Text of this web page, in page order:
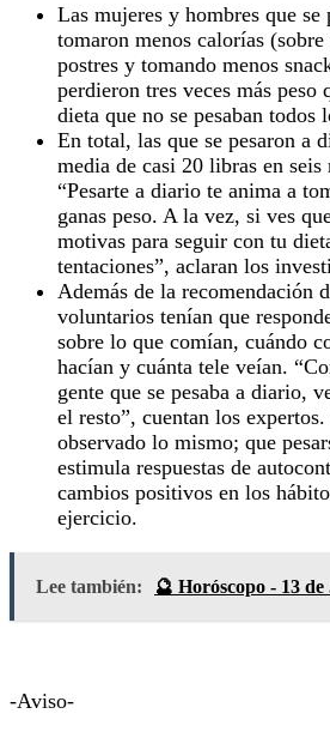
Las mujeres y hombres que se
tomaron menos calorías
postres y tomando menos
perdieron tres veces más peso
dieta que no se pesaban todos
En total, las que se pesaron a
media de casi 20 libras en seis
“Pesarte a diario te anima a
ganas peso. A la vez, si ves
motivas para seguir con tu
tentaciones”, aclaran los
Además de la recomendación
voluntarios tenían que
sobre lo que comían, cuándo
hacían y cuánta tele veían.
gente que se pesaba a diario,
el resto”, cuentan los
observado lo mismo; que
estimula respuestas de
cambios positivos en los
ejercicio.
Lee también: 🔮 Horóscopo - 13
-Aviso-